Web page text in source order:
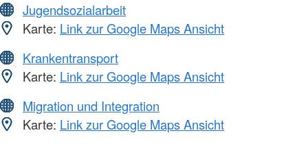
Jugendsozialarbeit
Karte: Link zur Google Maps Ansicht
Krankentransport
Karte: Link zur Google Maps Ansicht
Migration und Integration
Karte: Link zur Google Maps Ansicht